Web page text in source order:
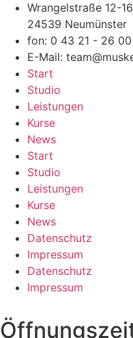
Wrangelstraße 12-16
24539 Neumünster
fon: 0 43 21 - 26
E-Mail:
Start
Studio
Leistungen
Kurse
News
Start
Studio
Leistungen
Kurse
News
Datenschutz
Impressum
Datenschutz
Impressum